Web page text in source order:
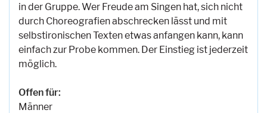
in der Gruppe. Wer Freude am Singen hat, sich nicht
durch Choreografien abschrecken lässt und mit
selbstironischen Texten etwas anfangen kann, kann
einfach zur Probe kommen. Der Einstieg ist jederzeit
möglich.
Offen für:
Männer